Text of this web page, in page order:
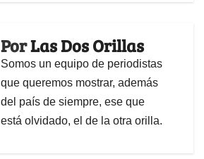
PorLas Dos Orillas
Somos un equipo de periodistas
que queremos mostrar, además
del país de siempre, ese que
está olvidado, el de la otra orilla.